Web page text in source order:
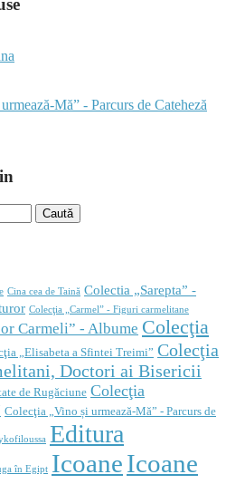
Mă” - Parcurs de Cateheză
Caută
Cina cea de Taină Colectia „Sarepta” -
Colecţia „Carmel” - Figuri carmelitane
Carmeli” - Albume Colecţia
„Elisabeta a Sfintei Treimi” Colecţia
Doctori ai Bisericii
de Rugăciune Colecţia
Colecţia „Vino și urmează-Mă” - Parcurs de
Editura
în Egipt IcoaneIcoane